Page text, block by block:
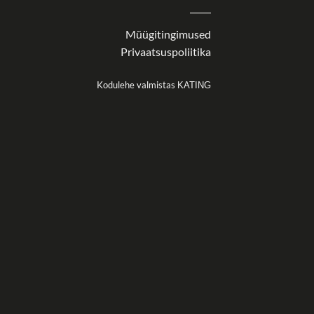
Müügitingimused
Privaatsuspoliitika
Kodulehe valmistas KATING